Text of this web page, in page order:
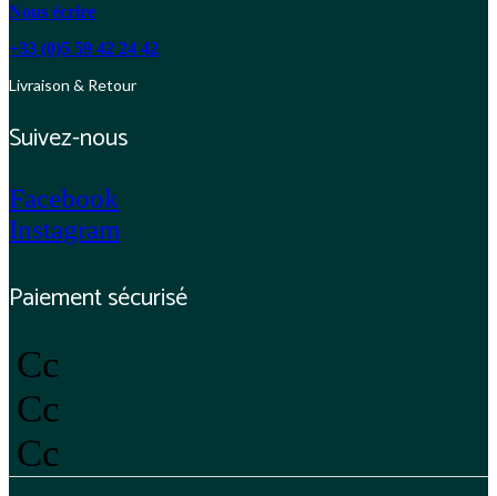
Nous écrire
+33 (0)5 59 42 24 42
Livraison & Retour
Suivez-nous
Facebook
Instagram
Paiement sécurisé
Cc
Cc
Cc